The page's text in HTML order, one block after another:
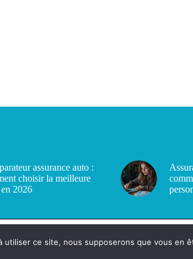
assurance auto :
choisir la meilleure
2026
ce site, nous supposerons que vous en